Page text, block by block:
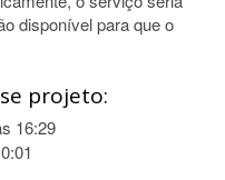
disponível para que o
projeto:
16:29